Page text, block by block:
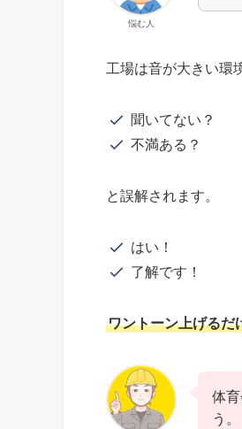
悩む人
工場は音が大きい環
聞いてない？
不満ある？
と誤解されます。
はい！
了解です！
ワントーン上げるだ
体
う。